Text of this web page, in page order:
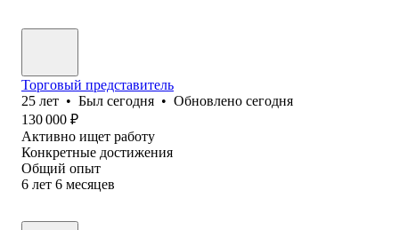
Торговый представитель
25 лет • Был сегодня • Обновлено сегодня
130 000 ₽
Активно ищет работу
Конкретные достижения
Общий опыт
6 лет 6 месяцев